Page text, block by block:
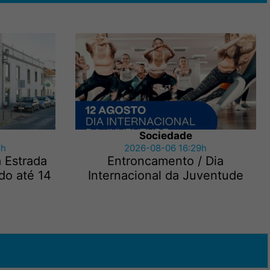
até 14
Sociedade
2026-08-06 16:29h
Entroncamento / Dia
Internacional da Juventude